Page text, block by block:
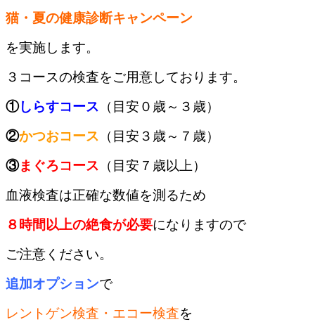
猫・夏の健康診断キャンペーン
を実施します。
３コースの検査をご用意しております。
①しらすコース （目安０歳～３歳）
②かつおコース （目安３歳～７歳）
③まぐろコース （目安７歳以上）
血液検査は正確な数値を測るため
８時間以上の絶食が必要になりますので
ご注意ください。
追加オプションで
レントゲン検査・エコー検査を